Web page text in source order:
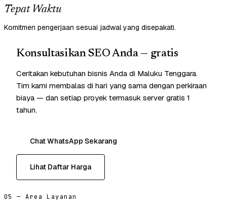
Tepat Waktu
Komitmen pengerjaan sesuai jadwal yang disepakati.
Konsultasikan SEO Anda — gratis
Ceritakan kebutuhan bisnis Anda di Maluku Tenggara.
Tim kami membalas di hari yang sama dengan perkiraan
biaya — dan setiap proyek termasuk server gratis 1
tahun.
Chat WhatsApp Sekarang
Lihat Daftar Harga
05 — Area Layanan